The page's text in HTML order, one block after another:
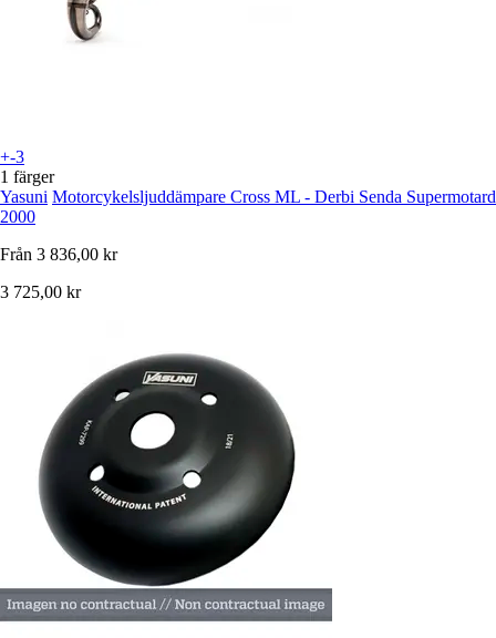
+-3
1 färger
Yasuni Motorcykelsljuddämpare Cross ML - Derbi Senda Supermotard
2000
Från 3 836,00 kr
3 725,00 kr